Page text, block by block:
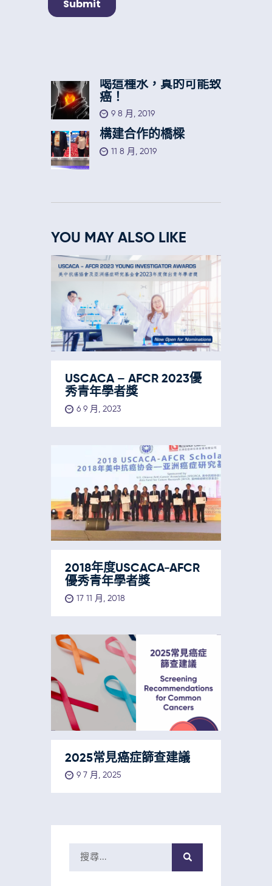
喝這種水，真的可能致
癌！
9 8 月, 2019
構建合作的橋樑
11 8 月, 2019
YOU MAY ALSO LIKE
USCACA – AFCR 2023優
秀青年學者獎
6 9 月, 2023
2018年度USCACA-AFCR
優秀青年學者獎
17 11 月, 2018
2025常見癌症篩查建議
9 7 月, 2025